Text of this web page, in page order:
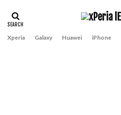
Xperia Galaxy Huawei iPhone